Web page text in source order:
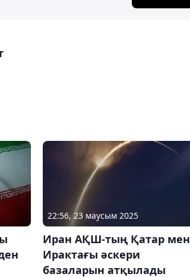
22:56, 23 маусым 2025
Иран АҚШ-тың Қатар мен
Ирактағы әскери
базаларын атқылады